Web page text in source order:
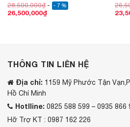
28,500,000₫ - 7 %
26,500,000₫
THÔNG TIN LIÊN HỆ
Địa chỉ: 1159 Mỹ Phước Tận
Hồ Chí Minh
Hotlline: 0825 588 599 – 0935 866
Hỡ Trợ KT : 0987 162 226